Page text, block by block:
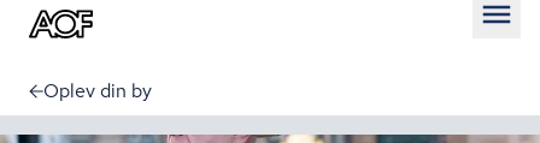
Oplev din by